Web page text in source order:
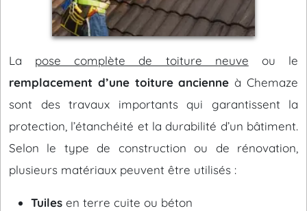
La pose complète de toiture neuve ou le
remplacement d’une toiture ancienne à Chemaze
sont des travaux importants qui garantissent la
protection, l’étanchéité et la durabilité d’un bâtiment.
Selon le type de construction ou de rénovation,
plusieurs matériaux peuvent être utilisés :
Tuiles en terre cuite ou béton